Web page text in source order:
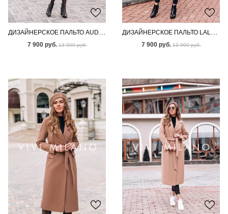
ДИЗАЙНЕРСКОЕ ПАЛЬТО AUDEN CREAM
7 900 руб. 13 900 руб.
ДИЗАЙНЕРСКОЕ ПАЛЬТО LALA SAND
7 900 руб. 13 900 руб.